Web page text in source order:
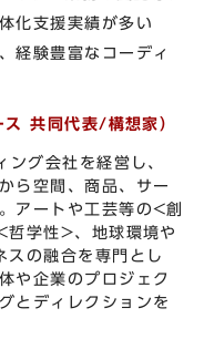
化支援実績が多い
経験豊富なコーディ
ス 共同代表/構想家）
グ会社を経営し、
ら空間、商品、サー
アートや工芸等の<創
哲学性>、地球環境や
の融合を専門とし
や企業のプロジェク
とディレクションを